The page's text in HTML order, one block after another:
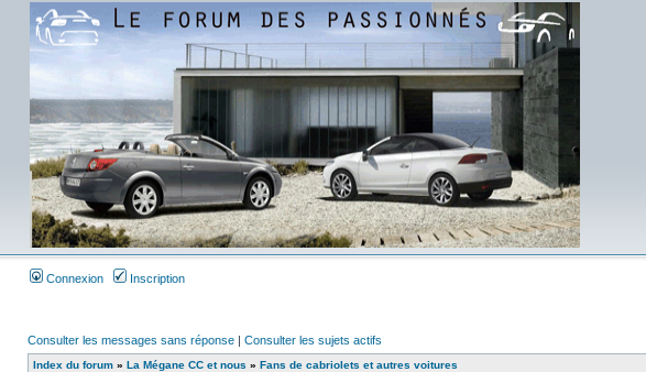
Connexion Inscription
Consulter les messages sans réponse | Consulter les sujets actifs
Index du forum » La Mégane CC et nous » Fans de cabriolets et autres voitures